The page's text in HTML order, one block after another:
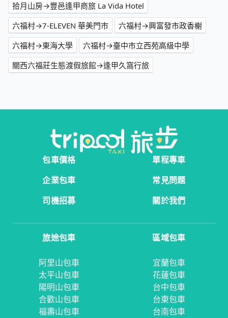
拾月山房→豐邑逢甲商旅 La Vida Hotel
六福村→7-ELEVEN 華美門市
六福村→興富發市政香榭
六福村→東海大學
六福村→臺中市立西苑高級中學
關西六福莊生態渡假旅館→逢甲久窩行旅
包車價格
單程專車
企業包車
常見問題
司機招募
關於我們
旅途包車
阿里山包車
太平山包車
陽明山包車
合歡山包車
福壽山包車
區域包車
宜蘭包車
花蓮包車
台中包車
台東包車
台南包車